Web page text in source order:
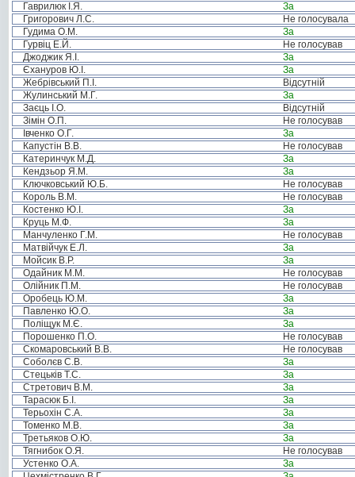
Гаврилюк І.Я.
За
Григорович Л.С.
Не голосувала
Гудима О.М.
За
Гурвіц Е.Й.
Не голосував
Джоджик Я.І.
За
Єхануров Ю.І.
За
Жебрівський П.І.
Відсутній
Жулинський М.Г.
За
Заєць І.О.
Відсутній
Зімін О.П.
Не голосував
Івченко О.Г.
За
Капустін В.В.
Не голосував
Катеринчук М.Д.
За
Кендзьор Я.М.
За
Ключковський Ю.Б.
Не голосував
Король В.М.
Не голосував
Костенко Ю.І.
За
Круць М.Ф.
За
Манчуленко Г.М.
Не голосував
Матвійчук Е.Л.
За
Мойсик В.Р.
За
Одайник М.М.
Не голосував
Олійник П.М.
Не голосував
Оробець Ю.М.
За
Павленко Ю.О.
За
Поліщук М.Є.
За
Порошенко П.О.
Не голосував
Скомаровський В.В.
Не голосував
Соболєв С.В.
За
Стецьків Т.С.
За
Стретович В.М.
За
Тарасюк Б.І.
За
Терьохін С.А.
За
Томенко М.В.
За
Третьяков О.Ю.
За
Тягнибок О.Я.
Не голосував
Устенко О.А.
За